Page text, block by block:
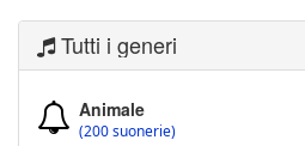
Tutti i generi
Animale
(200 suonerie)